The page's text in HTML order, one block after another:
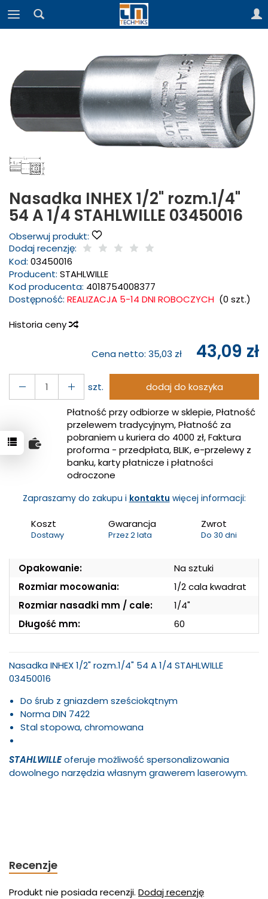
Nasadka INHEX 1/2" rozm.1/4"
54 A 1/4 STAHLWILLE 03450016
Obserwuj produkt:
Dodaj recenzję:
Kod: 03450016
Producent: STAHLWILLE
Kod producenta: 4018754008377
Dostępność: REALIZACJA 5-14 DNI ROBOCZYCH (0 szt.)
Historia ceny
Cena netto: 35,03 zł 43,09 zł
szt.
dodaj do koszyka
Płatność przy odbiorze w sklepie, Płatność
przelewem tradycyjnym, Płatność za
pobraniem u kuriera do 4000 zł, Faktura
proforma - przedpłata, BLIK, e-przelewy z
banku, karty płatnicze i płatności
odroczone
Zapraszamy do zakupu i kontaktu więcej informacji:
Koszt
Dostawy
Gwarancja
Przez 2 lata
Zwrot
Do 30 dni
Opakowanie:
Na sztuki
Rozmiar mocowania:
1/2 cala kwadrat
Rozmiar nasadki mm / cale:
1/4"
Długość mm:
60
Nasadka INHEX 1/2" rozm.1/4" 54 A 1/4 STAHLWILLE
03450016
Do śrub z gniazdem sześciokątnym
Norma DIN 7422
Stal stopowa, chromowana
STAHLWILLEoferuje możliwość spersonalizowania
dowolnego narzędzia własnym grawerem laserowym.
Recenzje
Produkt nie posiada recenzji. Dodaj recenzję